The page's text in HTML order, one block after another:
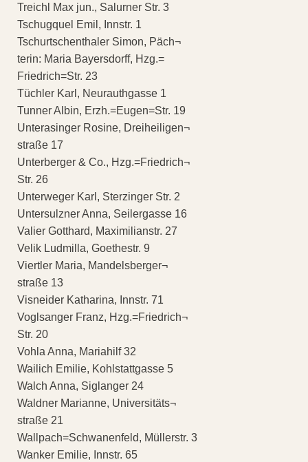
Treichl Max jun., Salurner Str. 3
Tschugquel Emil, Innstr. 1
Tschurtschenthaler Simon, Päch¬
terin: Maria Bayersdorff, Hzg.=
Friedrich=Str. 23
Tüchler Karl, Neurauthgasse 1
Tunner Albin, Erzh.=Eugen=Str. 19
Unterasinger Rosine, Dreiheiligen¬
straße 17
Unterberger & Co., Hzg.=Friedrich¬
Str. 26
Unterweger Karl, Sterzinger Str. 2
Untersulzner Anna, Seilergasse 16
Valier Gotthard, Maximilianstr. 27
Velik Ludmilla, Goethestr. 9
Viertler Maria, Mandelsberger¬
straße 13
Visneider Katharina, Innstr. 71
Voglsanger Franz, Hzg.=Friedrich¬
Str. 20
Vohla Anna, Mariahilf 32
Wailich Emilie, Kohlstattgasse 5
Walch Anna, Siglanger 24
Waldner Marianne, Universitäts¬
straße 21
Wallpach=Schwanenfeld, Müllerstr. 3
Wanker Emilie, Innstr. 65